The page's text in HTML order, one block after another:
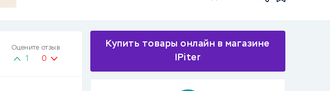
Оцените отзыв
1 0
Купить товары онлайн в магазине
IPiter